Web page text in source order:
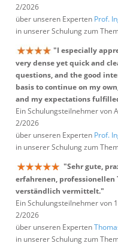
2/2026
über unseren Experten Prof.
in unserer Schulung zum
"I especially
very dense yet quick and
questions, and the good
basis to continue on my
and my expectations
Ein Schulungsteilnehmer von
2/2026
über unseren Experten Prof.
in unserer Schulung zum
"Sehr gute,
erfahrenen, professionellen
verständlich vermittelt."
Ein Schulungsteilnehmer von
2/2026
über unseren Experten
in unserer Schulung zum